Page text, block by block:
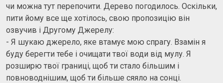
чи можна тут перепочити. Дерево погодилось. Оскільки,
пити йому все ще хотілось, свою пропозицію він
озвучив і Другому Джерелу:
- Я шукаю джерело, яке втамує мою спрагу. Взамін я
буду берегти тебе і очищати твої води від мулу. Я
розширю твої границі, щоб ти стало більшим і
повноводнішим, щоб ти більше сяяло на сонці.